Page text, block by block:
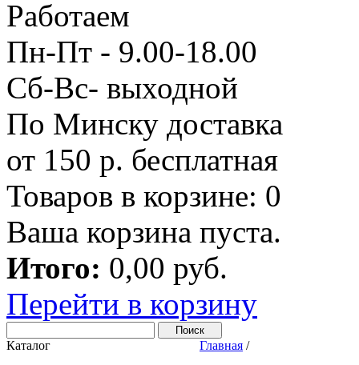
Работаем
Пн-Пт - 9.00-18.00
Сб-Вс- выходной
По Минску доставка
от 150 р. бесплатная
Товаров в корзине: 0
Ваша корзина пуста.
Итого: 0,00 руб.
Перейти в корзину
Каталог
Главная /